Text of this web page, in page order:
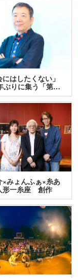
にはしたくない」
りに集う「第…
×みょんふぁ×糸あ
形一糸座 創作